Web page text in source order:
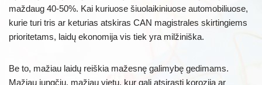
maždaug 40-50%. Kai kuriuose šiuolaikiniuose automobiliuose,
kurie turi tris ar keturias atskiras CAN magistrales skirtingiems
prioritetams, laidų ekonomija vis tiek yra milžiniška.
Be to, mažiau laidų reiškia mažesnę galimybę gedimams.
Mažiau jungčių, mažiau vietų, kur gali atsirasti korozija ar